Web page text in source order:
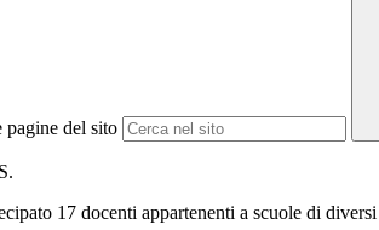
pagine del sito
17 docenti appartenenti a scuole di